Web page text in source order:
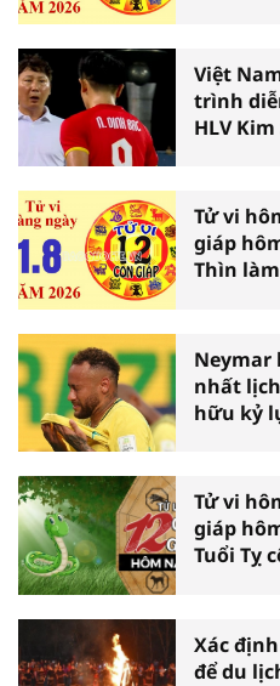
Việt
trình
HLV
Tử vi
giáp
Thìn
Neymar
nhất
hữu kỷ
Tử vi
giáp
Tuổi Tỵ
Xác
để du